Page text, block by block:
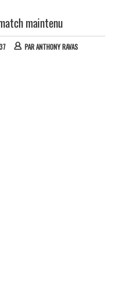
maintenu
PARANTHONY RAVAS